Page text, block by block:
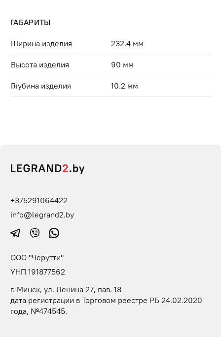
ГАБАРИТЫ
Ширина изделия 232.4 мм
Высота изделия 90 мм
Глубина изделия 10.2 мм
+375291064422
info@legrand2.by
ООО "Черутти"
УНП 191877562
г. Минск, ул. Ленина 27, пав. 18
дата регистрации в Торговом реестре РБ 24.02.2020
года, №474545.